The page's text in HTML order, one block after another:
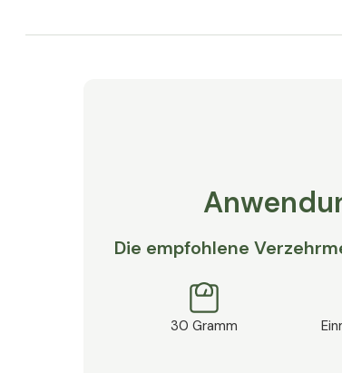
Die empfohlene
30 Gramm